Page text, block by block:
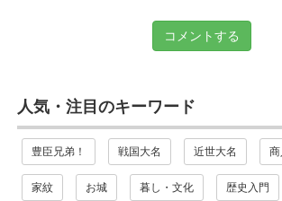
コメントする
人気・注目のキーワード
豊臣兄弟！ 戦国大名 近世大名 商
家紋 お城 暮し・文化 歴史入門